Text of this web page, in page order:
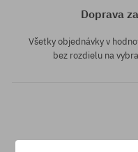
Doprava
Všetky objednávky v
bez rozdielu na